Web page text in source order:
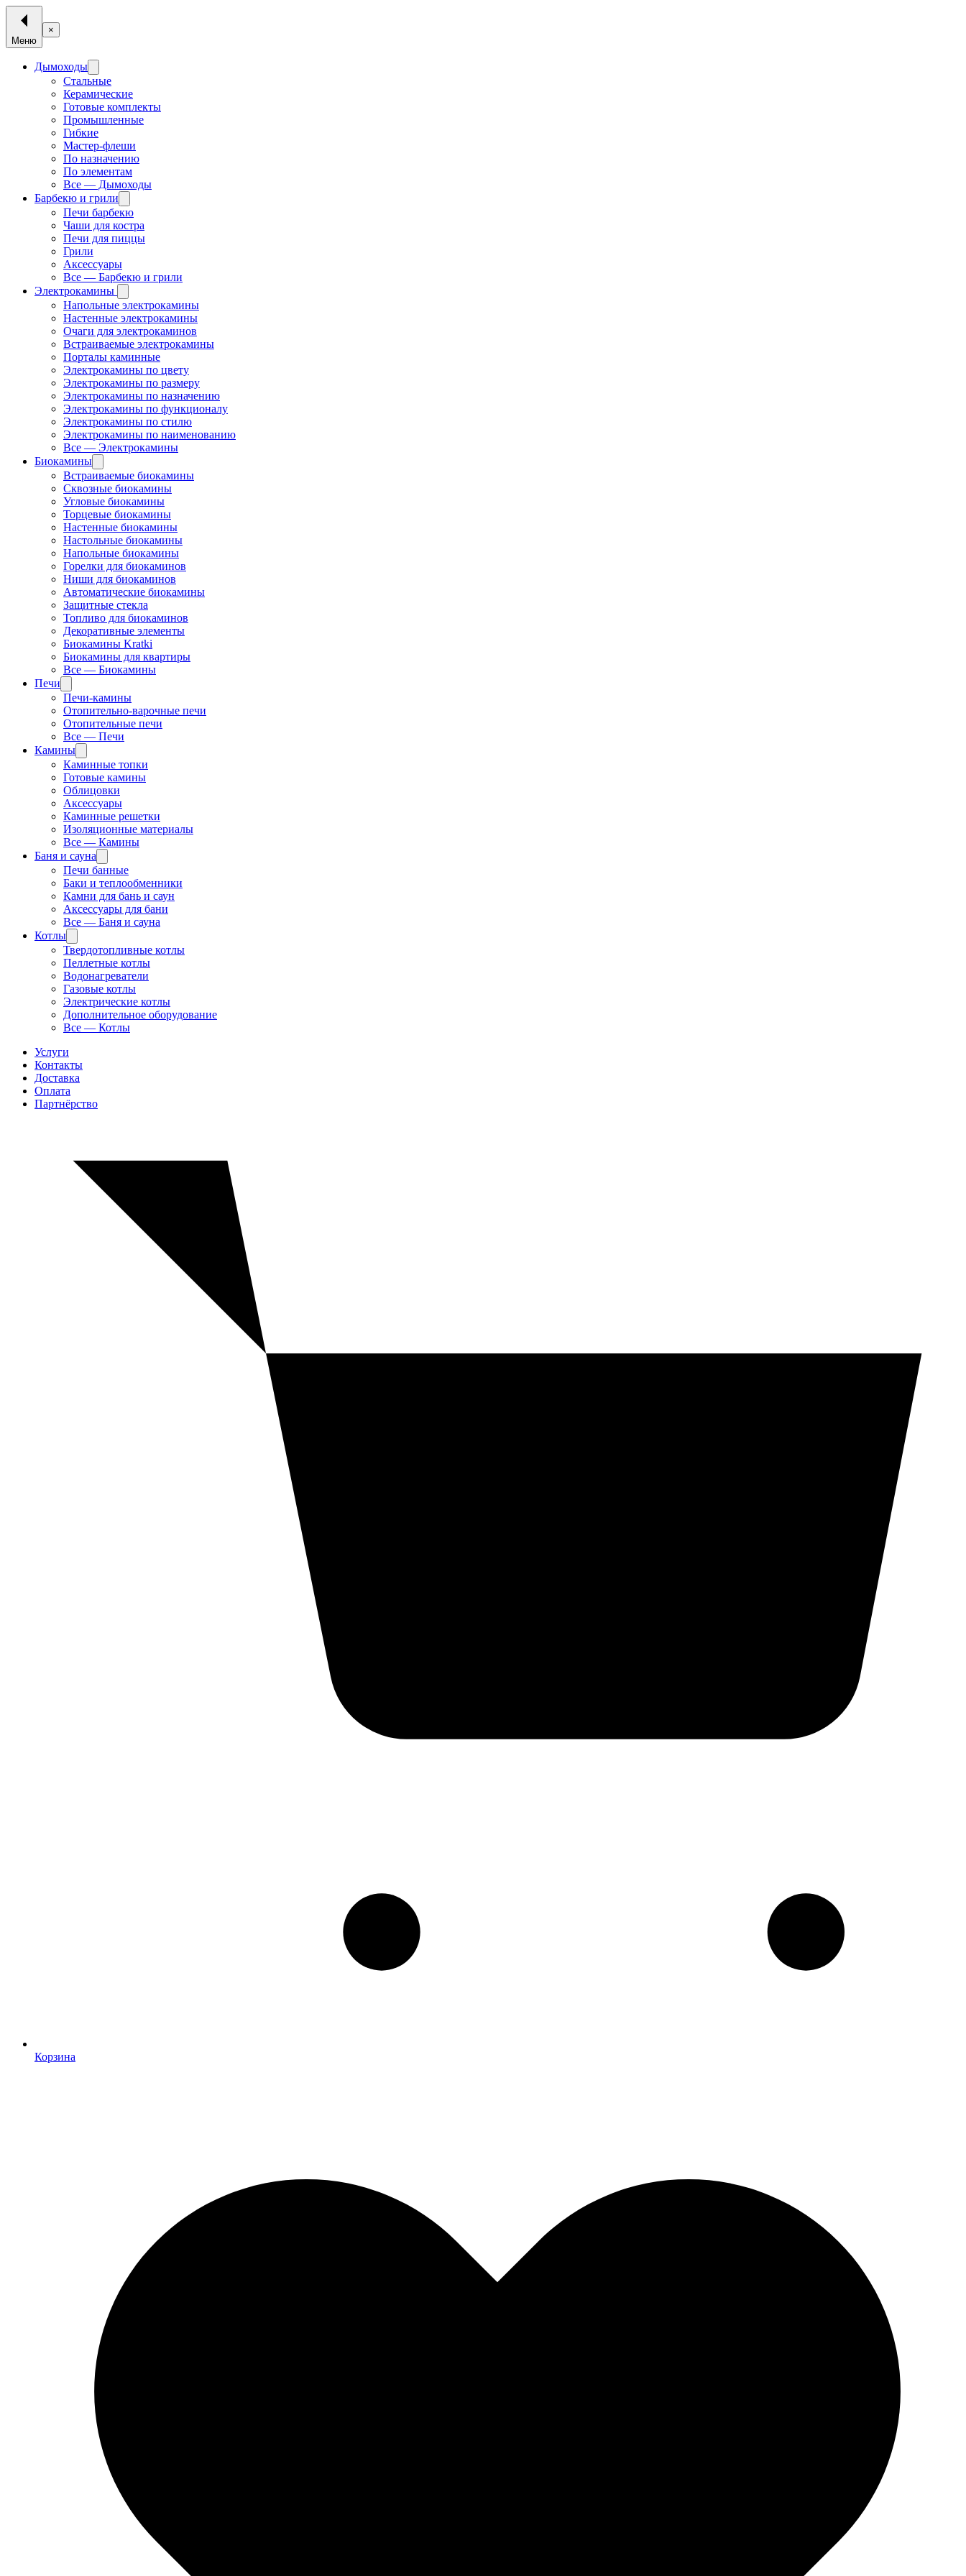
Меню
×
Дымоходы
Стальные
Керамические
Готовые комплекты
Промышленные
Гибкие
Мастер-флеши
По назначению
По элементам
Все — Дымоходы
Барбекю и грили
Печи барбекю
Чаши для костра
Печи для пиццы
Грили
Аксессуары
Все — Барбекю и грили
Электрокамины
Напольные электрокамины
Настенные электрокамины
Очаги для электрокаминов
Встраиваемые электрокамины
Порталы каминные
Электрокамины по цвету
Электрокамины по размеру
Электрокамины по назначению
Электрокамины по функционалу
Электрокамины по стилю
Электрокамины по наименованию
Все — Электрокамины
Биокамины
Встраиваемые биокамины
Сквозные биокамины
Угловые биокамины
Торцевые биокамины
Настенные биокамины
Настольные биокамины
Напольные биокамины
Горелки для биокаминов
Ниши для биокаминов
Автоматические биокамины
Защитные стекла
Топливо для биокаминов
Декоративные элементы
Биокамины Kratki
Биокамины для квартиры
Все — Биокамины
Печи
Печи-камины
Отопительно-варочные печи
Отопительные печи
Все — Печи
Камины
Каминные топки
Готовые камины
Облицовки
Аксессуары
Каминные решетки
Изоляционные материалы
Все — Камины
Баня и сауна
Печи банные
Баки и теплообменники
Камни для бань и саун
Аксессуары для бани
Все — Баня и сауна
Котлы
Твердотопливные котлы
Пеллетные котлы
Водонагреватели
Газовые котлы
Электрические котлы
Дополнительное оборудование
Все — Котлы
Услуги
Контакты
Доставка
Оплата
Партнёрство
Корзина